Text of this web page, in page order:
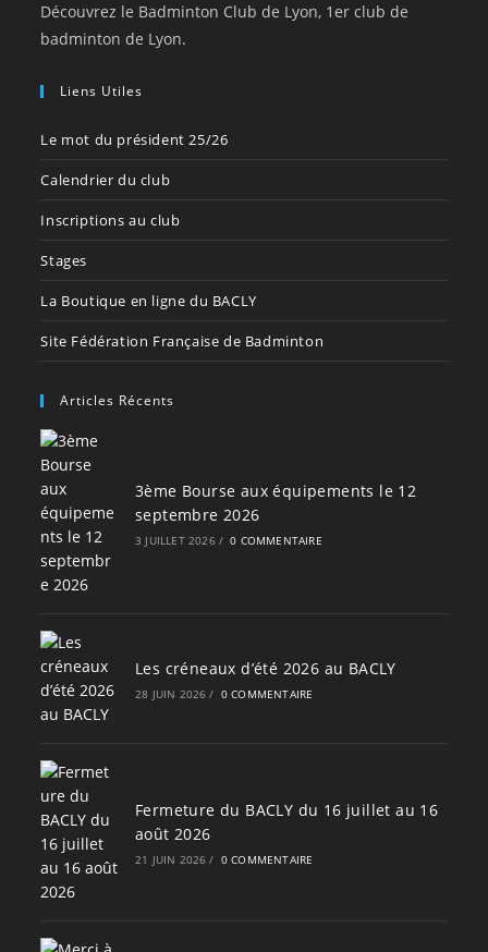
Découvrez le Badminton Club de Lyon, 1er club de
badminton de Lyon.
Liens Utiles
Le mot du président 25/26
Calendrier du club
Inscriptions au club
Stages
La Boutique en ligne du BACLY
Site Fédération Française de Badminton
Articles Récents
3ème Bourse aux équipements le 12
septembre 2026
3 JUILLET 2026 / 0 COMMENTAIRE
Les créneaux d’été 2026 au BACLY
28 JUIN 2026 / 0 COMMENTAIRE
Fermeture du BACLY du 16 juillet au 16
août 2026
21 JUIN 2026 / 0 COMMENTAIRE